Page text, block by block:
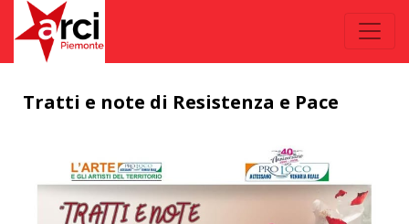
Tratti e note di Resistenza e Pace